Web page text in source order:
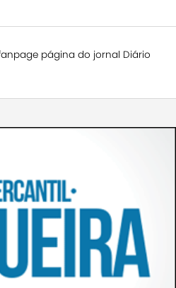
página do jornal Diário